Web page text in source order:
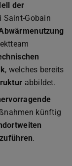
der
Saint-Gobain
, welches bereits
abbildet.
künftig
.